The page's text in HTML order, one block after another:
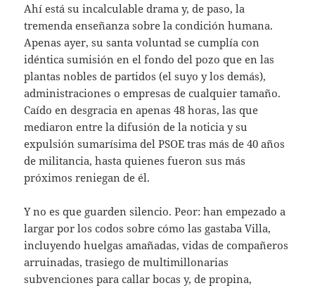
Ahí está su incalculable drama y, de paso, la
tremenda enseñanza sobre la condición humana.
Apenas ayer, su santa voluntad se cumplía con
idéntica sumisión en el fondo del pozo que en las
plantas nobles de partidos (el suyo y los demás),
administraciones o empresas de cualquier tamaño.
Caído en desgracia en apenas 48 horas, las que
mediaron entre la difusión de la noticia y su
expulsión sumarísima del PSOE tras más de 40 años
de militancia, hasta quienes fueron sus más
próximos reniegan de él.
Y no es que guarden silencio. Peor: han empezado a
largar por los codos sobre cómo las gastaba Villa,
incluyendo huelgas amañadas, vidas de compañeros
arruinadas, trasiego de multimillonarias
subvenciones para callar bocas y, de propina,